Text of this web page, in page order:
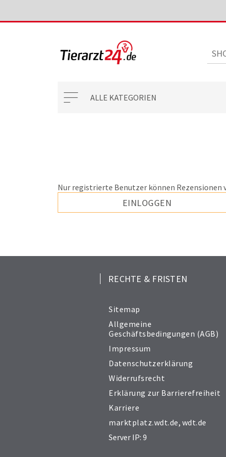
ALLE KATEGORIEN
Nur registrierte Benutzer können Rezensionen
EINLOGGEN
RECHTE & FRISTEN
Sitemap
Allgemeine
Geschäftsbedingungen (AGB)
Impressum
Datenschutzerklärung
Widerrufsrecht
Erklärung zur Barrierefreiheit
Karriere
marktplatz.wdt.de, wdt.de
Server IP: 9